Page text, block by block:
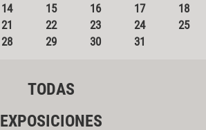
14 15 16 17
18
21 22 23 24
25
28 29 30 31
TODAS
EXPOSICIONES